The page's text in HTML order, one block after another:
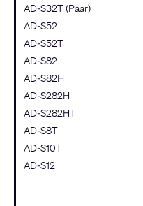
AD-S32T (Paar)
AD-S52
AD-S52T
AD-S82
AD-S82H
AD-S282H
AD-S282HT
AD-S8T
AD-S10T
AD-S12